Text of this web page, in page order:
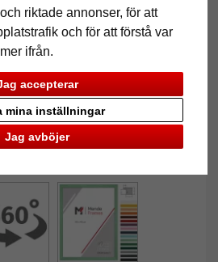
riktade annonser, för att
och för att förstå var
ifrån.
accepterar
Jag avböjer
mina inställningar